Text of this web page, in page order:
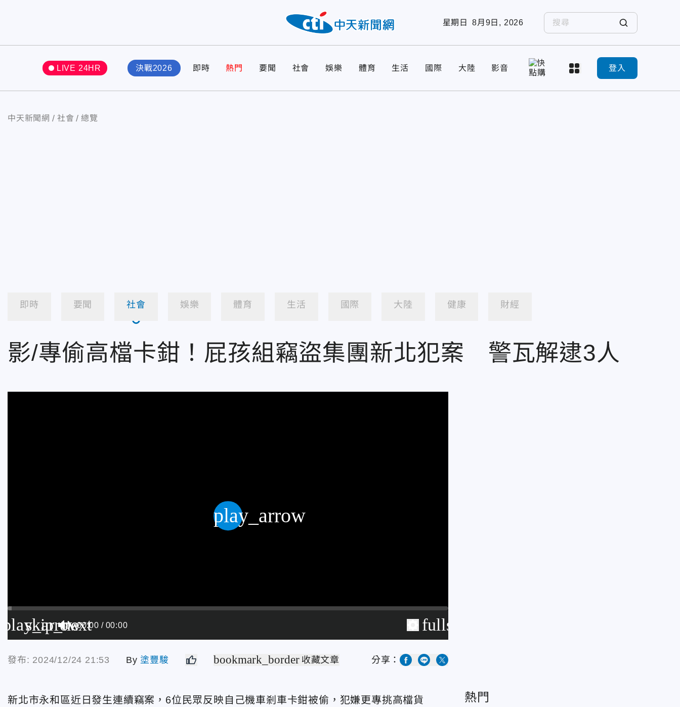
星期日 8月9日, 2026
LIVE 24HR 決戰2026 即時 熱門 要聞 社會 娛樂 體育 生活 國際 大陸 影音 登入
中天新聞網 社會 總覽
即時 要聞 社會 娛樂 體育 生活 國際 大陸 健康 財經
影/專偷高檔卡鉗！屁孩組竊盜集團新北犯案 警瓦解逮3人
play_arrow
skip_next
00:00 00:00 fullscreen
play_arrow
發布: 2024/12/24 21:53 By 塗豐駿 bookmark_border 收藏文章 分享：
新北市永和區近日發生連續竊案，6位民眾反映自己機車剎車卡鉗被偷，犯嫌更專挑高檔貨
熱門